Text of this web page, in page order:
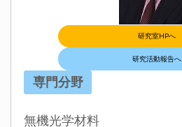
研究室HPへ
研究活動報告へ
専門分野
無機光学材料